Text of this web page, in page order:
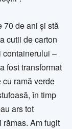
70 de ani şi stă
cutii de carton
containerului –
fost transformat
ramă verde
în timp
ars tot
Am fugit